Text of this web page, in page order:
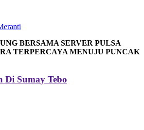
BERSAMA SERVER PULSA
TERPERCAYA MENUJU PUNCAK
Di Sumay Tebo